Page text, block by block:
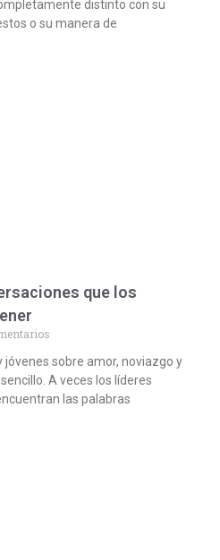
distinto con su
o su manera de
que los
jóvenes sobre amor, noviazgo y
A veces los líderes
las palabras